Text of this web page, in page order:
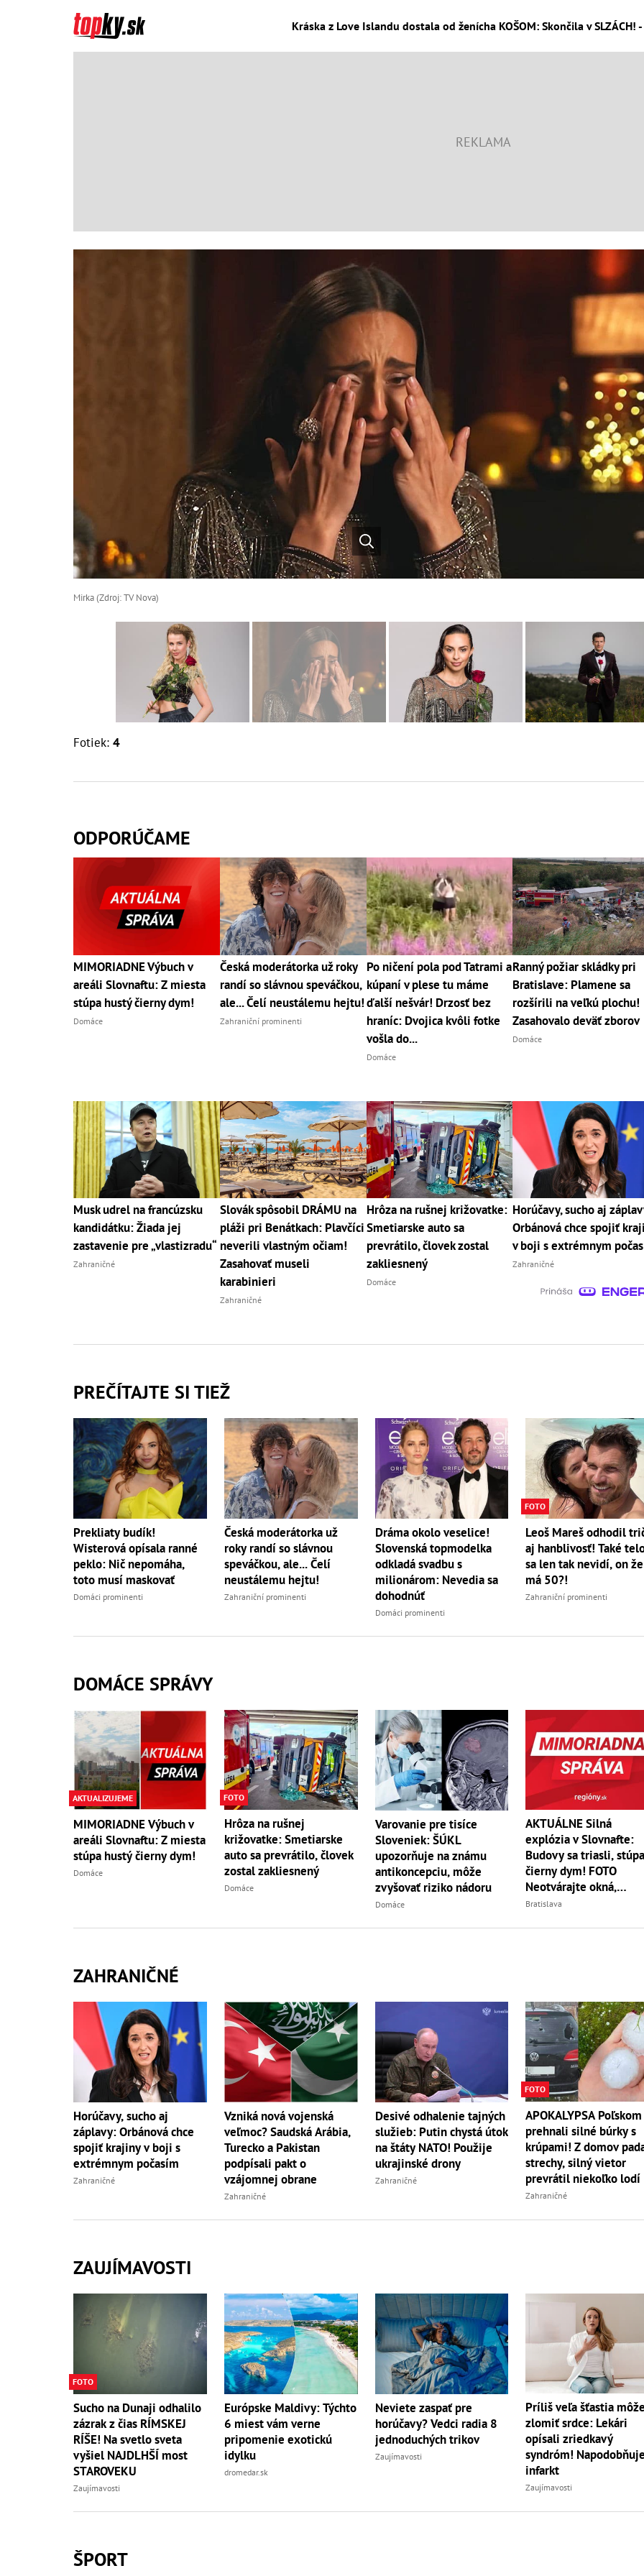
Kráska z Love Islandu dostala od ženícha KOŠOM: Skončila v
Mirka (Zdroj: TV Nova)
Fotiek: 4
ODPORÚČAME
MIMORIADNE Výbuch v
areáli Slovnaftu: Z miesta
stúpa hustý čierny dym!
Domáce
Česká moderátorka už roky
randí so slávnou speváčkou,
ale... Čelí neustálemu hejtu!
Zahraniční prominenti
Po ničení pola pod Tatrami a
kúpaní v plese tu máme
ďalší nešvár! Drzosť bez
hraníc: Dvojica kvôli fotke
vošla do...
Domáce
Ranný požiar skládky pri
Bratislave: Plamene sa
rozšírili na veľkú plochu!
Zasahovalo deväť zborov
Domáce
Musk udrel na francúzsku
kandidátku: Žiada jej
zastavenie pre „vlastizradu“
Zahraničné
Slovák spôsobil DRÁMU na
pláži pri Benátkach: Plavčíci
neverili vlastným očiam!
Zasahovať museli
karabinieri
Zahraničné
Hrôza na rušnej križovatke:
Smetiarske auto sa
prevrátilo, človek zostal
zakliesnený
Domáce
Horúčavy, sucho aj
Orbánová chce spojiť
v boji s extrémnym
Zahraničné
PREČÍTAJTE SI TIEŽ
Prekliaty budík!
Wisterová opísala ranné
peklo: Nič nepomáha,
toto musí maskovať
Domáci prominenti
Česká moderátorka už
roky randí so slávnou
speváčkou, ale... Čelí
neustálemu hejtu!
Zahraniční prominenti
Dráma okolo veselice!
Slovenská topmodelka
odkladá svadbu s
milionárom: Nevedia sa
dohodnúť
Domáci prominenti
FOTO
Leoš Mareš odhodil
aj hanblivosť! Také
sa len tak nevidí, on že
má 50?!
Zahraniční prominenti
DOMÁCE SPRÁVY
AKTUALIZUJEME
MIMORIADNE Výbuch v
areáli Slovnaftu: Z miesta
stúpa hustý čierny dym!
Domáce
FOTO
Hrôza na rušnej
križovatke: Smetiarske
auto sa prevrátilo, človek
zostal zakliesnený
Domáce
Varovanie pre tisíce
Sloveniek: ŠÚKL
upozorňuje na známu
antikoncepciu, môže
zvyšovať riziko nádoru
Domáce
AKTUÁLNE Silná
explózia v Slovnafte:
Budovy sa triasli,
čierny dym! FOTO
Neotvárajte okná,
vyzývajú ľudí
Bratislava
ZAHRANIČNÉ
Horúčavy, sucho aj
záplavy: Orbánová chce
spojiť krajiny v boji s
extrémnym počasím
Zahraničné
Vzniká nová vojenská
veľmoc? Saudská Arábia,
Turecko a Pakistan
podpísali pakt o
vzájomnej obrane
Zahraničné
Desivé odhalenie tajných
služieb: Putin chystá útok
na štáty NATO! Použije
ukrajinské drony
Zahraničné
FOTO
APOKALYPSA
prehnali silné búrky s
krúpami! Z domov
strechy, silný vietor
prevrátil niekoľko lodí
Zahraničné
ZAUJÍMAVOSTI
FOTO
Sucho na Dunaji odhalilo
zázrak z čias RÍMSKEJ
RÍŠE! Na svetlo sveta
vyšiel NAJDLHŠÍ most
STAROVEKU
Zaujímavosti
Európske Maldivy: Týchto
6 miest vám verne
pripomenie exotickú
idylku
dromedar.sk
Neviete zaspať pre
horúčavy? Vedci radia 8
jednoduchých trikov
Zaujímavosti
Príliš veľa šťastia
zlomiť srdce: Lekári
opísali zriedkavý
syndróm!
infarkt
Zaujímavosti
ŠPORT